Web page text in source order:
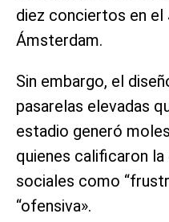
diez conciertos en el
Ámsterdam.
Sin embargo, el
pasarelas elevadas
estadio generó
quienes calificaron
sociales como
“ofensiva».